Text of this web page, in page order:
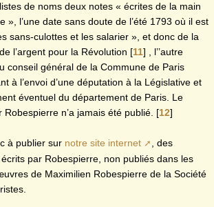
de noms deux notes « écrites de la main
», l’une date sans doute de l’été 1793 où il est
sans-culottes et les salarier », et donc de la
l’argent pour la Révolution [11] , l’’autre
conseil général de la Commune de Paris
à l’envoi d’une députation à la Législative et
éventuel du département de Paris. Le
n’a jamais été publié. [12]
à publier sur notre site internet
, des
par Robespierre, non publiés dans les
de Maximilien Robespierre de la Société